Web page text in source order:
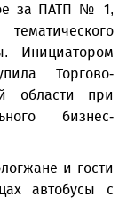
за ПАТП № 1,
Инициатором
Торгово-
области при
бизнес-
и гости
автобусы с